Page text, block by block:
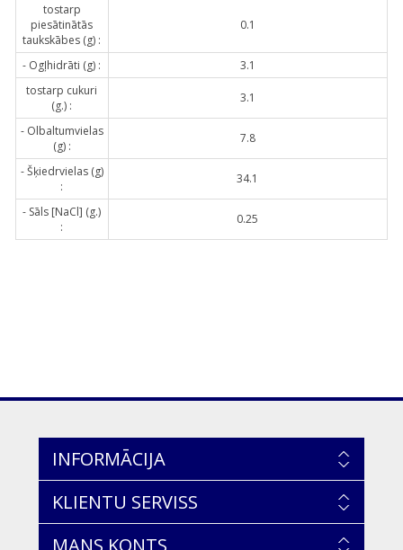
tostarp
piesātinātās
taukskābes (g) :
0.1
- Ogļhidrāti (g) :
3.1
tostarp cukuri
(g.) :
3.1
- Olbaltumvielas
(g) :
7.8
- Šķiedrvielas (g)
:
34.1
- Sāls [NaCl] (g.)
:
0.25
INFORMĀCIJA
KLIENTU SERVISS
MANS KONTS